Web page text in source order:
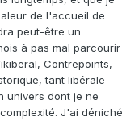
de l'accueil de
peut-être un
à pas mal parcourir
Contrepoints,
tant libérale
univers dont je ne
J'ai déniché